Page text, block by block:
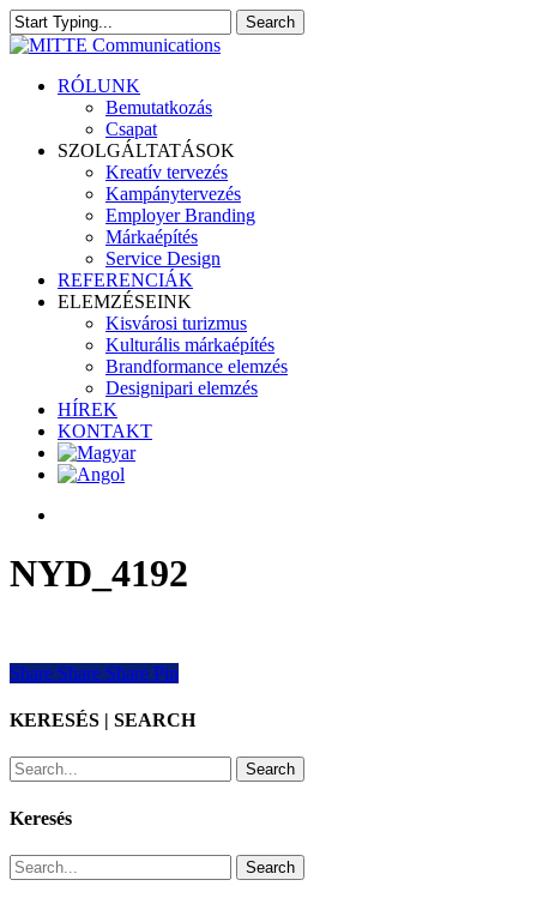
Skip
to
content
Search
Close
search
Menu
RÓLUNK
Bemutatkozás
Csapat
SZOLGÁLTATÁSOK
Kreatív tervezés
Kampánytervezés
Employer Branding
Márkaépítés
Service Design
REFERENCIÁK
ELEMZÉSEINK
Kisvárosi turizmus
Kulturális márkaépítés
Brandformance elemzés
Designipari elemzés
HÍREK
KONTAKT
NYD_4192
Share
Share Share Share Pin
KERESÉS | SEARCH
Search
Keresés
Search